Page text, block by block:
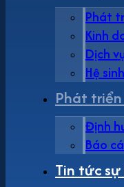
Phát
Kinh
Dịch
Hệ
Phát
Định
Báo
Tin tức